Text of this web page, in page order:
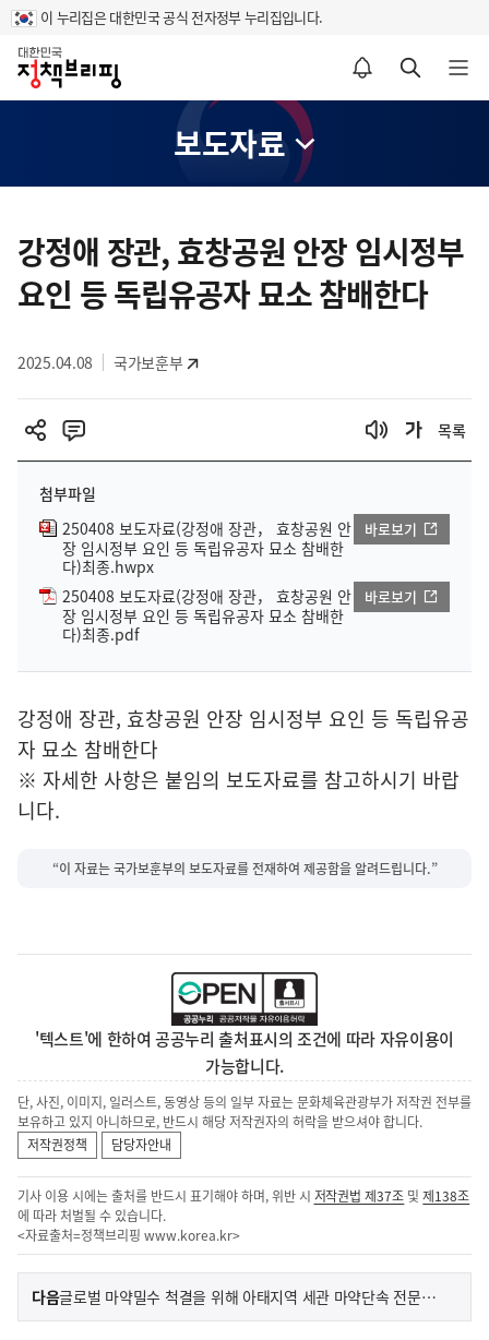
이 누리집은 대한민국 공식 전자정부 누리집입니다.
홈
알림설정 바로가기 검색 바로가기 메뉴 열기
보도자료
텐
츠
영
강정애 장관, 효창공원 안장 임시정부
요인 등 독립유공자 묘소 참배한다
2025.04.08 국가보훈부
목록
첨부파일
250408 보도자료(강정애 장관， 효창공원 안
장 임시정부 요인 등 독립유공자 묘소 참배한
다)최종.hwpx
바로보기
250408 보도자료(강정애 장관， 효창공원 안
장 임시정부 요인 등 독립유공자 묘소 참배한
다)최종.pdf
바로보기
강정애 장관, 효창공원 안장 임시정부 요인 등 독립유공
자 묘소 참배한다
※ 자세한 사항은 붙임의 보도자료를 참고하시기 바랍
니다.
“이 자료는 국가보훈부의 보도자료를 전재하여 제공함을 알려드립니다.”
'텍스트'에 한하여 공공누리 출처표시의 조건에 따라 자유이용이
가능합니다.
단, 사진, 이미지, 일러스트, 동영상 등의 일부 자료는 문화체육관광부가 저작권 전부를
보유하고 있지 아니하므로, 반드시 해당 저작권자의 허락을 받으셔야 합니다.
저작권정책
담당자안내
기사 이용 시에는 출처를 반드시 표기해야 하며, 위반 시 저작권법 제37조 및제138조
에 따라 처벌될 수 있습니다.
<자료출처=정책브리핑 www.korea.kr>
이
전
다음기
글로벌 마약밀수 척결을 위해 아태지역 세관 마약단속 전문가 한자리에 모인다